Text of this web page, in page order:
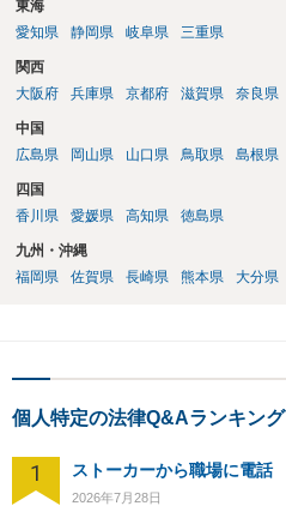
東海
愛知県
静岡県 岐阜県 三重県
関西
大阪府
兵庫県 京都府 滋賀県 奈良県
中国
広島県
岡山県 山口県 鳥取県 島根県
四国
香川県
愛媛県 高知県 徳島県
九州・沖縄
福岡県
佐賀県 長崎県 熊本県 大分県
個人特定の法律Q&Aランキング
1 ストーカーから職場に電話
2026年7月28日